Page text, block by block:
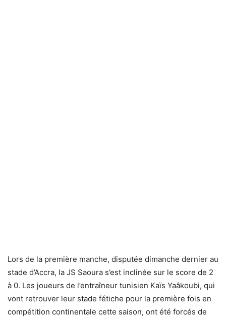
Lors de la première manche, disputée dimanche dernier au
stade d’Accra, la JS Saoura s’est inclinée sur le score de 2
à 0. Les joueurs de l’entraîneur tunisien Kaïs Yaâkoubi, qui
vont retrouver leur stade fétiche pour la première fois en
compétition continentale cette saison, ont été forcés de